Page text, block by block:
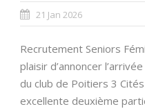
21 Jan 2026
Recrutement Seniors
plaisir d’annoncer
du club de Poitiers 3
excellente deuxième